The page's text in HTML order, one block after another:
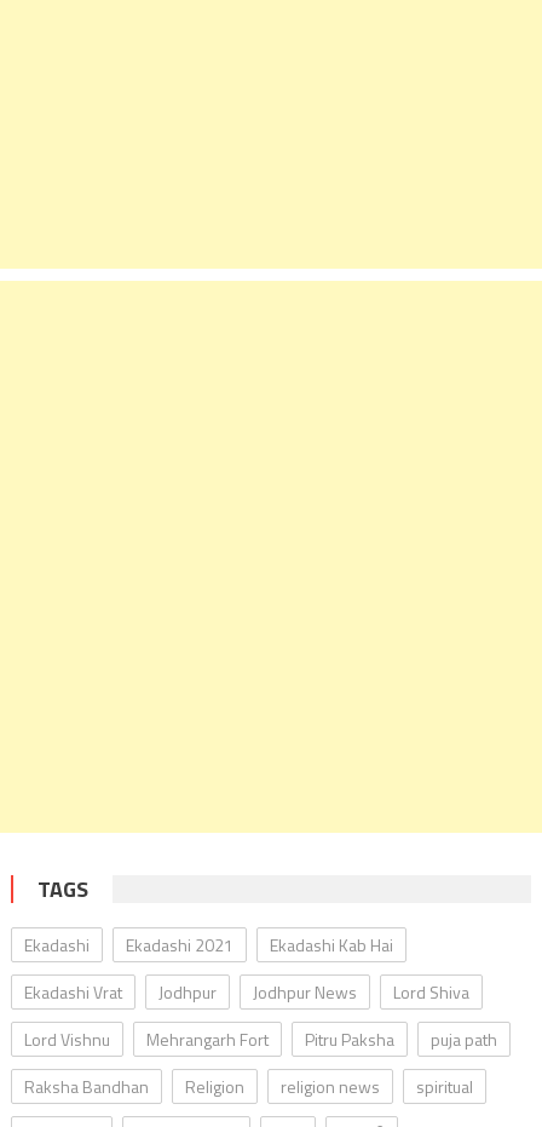
TAGS
Ekadashi Ekadashi 2021
Ekadashi Kab Hai
Ekadashi Vrat
Jodhpur Jodhpur News
Lord Shiva
Lord Vishnu
Mehrangarh Fort Pitru Paksha
puja path
Raksha Bandhan
Religion religion news
spiritual